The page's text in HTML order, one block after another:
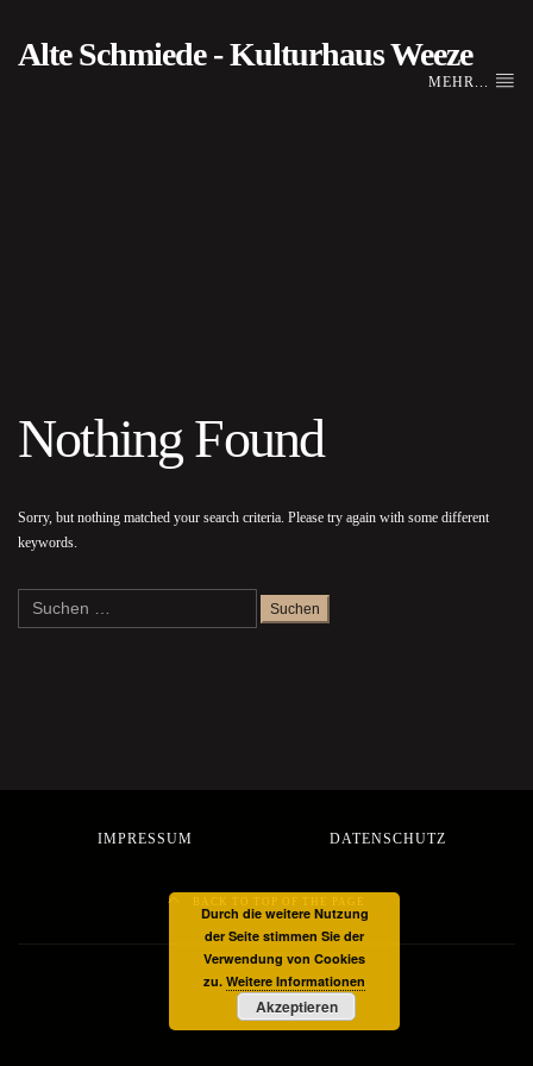
Alte Schmiede - Kulturhaus Weeze
MEHR...
Nothing Found
Sorry, but nothing matched your search criteria. Please try again with some different
keywords.
nach:
IMPRESSUM DATENSCHUTZ
BACK TO TOP OF THE PAGE
Durch die weitere Nutzung
der Seite stimmen Sie der
Verwendung von Cookies
zu. Weitere Informationen
Akzeptieren